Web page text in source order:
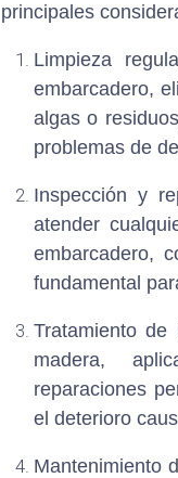
principales
Limpieza
embarcadero,
algas o
problemas de
Inspección y
atender
embarcadero,
fundamental
Tratamiento de
madera,
reparaciones
el deterioro
Mantenimiento